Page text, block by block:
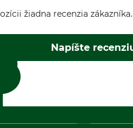
žiadna recenzia
Napíšte